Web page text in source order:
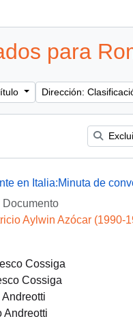
para
Dirección:
Documento
Aylwin Azócar (1990-
Cossiga
Cossiga
Andreotti